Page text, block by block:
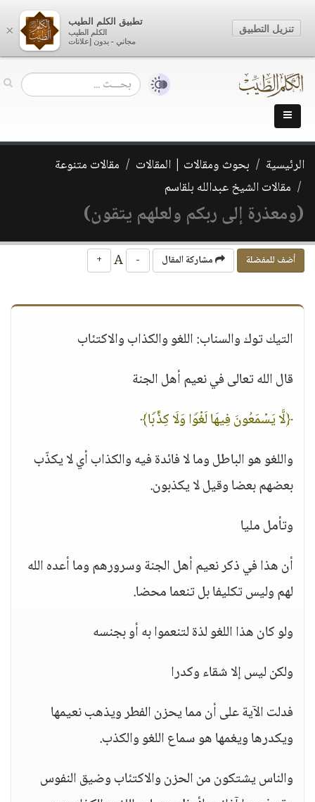
الرئيسية بحوث ومقالات | المقالات
مقالات متنوعة
مقالات الشيخ عبدالله بلقاسم
(ومعذرة إلى ربكم ولعلهم يتقون)
أضف للمفضلة مشاركة المقال -
+
التيك توك والسناب: اللغو والكذاب والاكتئاب
قال الله تعالى في نعيم أهل الجنة
﴿لَّا یَسۡمَعُونَ فِیهَا لَغۡوࣰا وَلَا كِذَّ ٰ⁠بࣰا﴾
واللغو هو الباطل وما لا فائدة فيه والكذاب أي لا يكذّب
بعضهم بعضا وقيل لا يكذبون.
وتأمل مليا
أن هذا في ذكر نعيم أهل الجنة وسرورهم وما أعده الله
لهم وليس تكليفا بل تنعما محضا.
ولو كان هذا اللغو لذة لتنعموا به أو بجنسه
ولكن ليس إلا شقاء وكدرا
فدلت الآية على أن مما يحزن الفطر ويذهب نعيمها
ويكدرها ويغمها هو سماع اللغو والكذب.
والناس يشتكون من الحزن والاكتئاب وضيق النفوس
×
تطبيق الكلم الطيب
الكلم الطيب
مجاني - بدون إعلانات
تنزيل التطبيق